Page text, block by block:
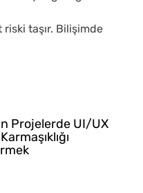
taşır. Bilişimde
Projelerde UI/UX